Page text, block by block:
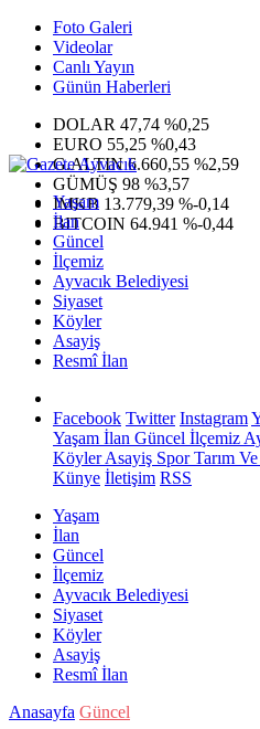
Foto Galeri
Videolar
Canlı Yayın
Günün Haberleri
DOLAR 47,74 %0,25
EURO 55,25 %0,43
G.ALTIN6.660,55 %2,59
GÜMÜŞ 98 %3,57
IMKB 13.779,39 %-0,14
BITCOIN 64.941 %-0,44
Yaşam
İlan
Güncel
İlçemiz
Ayvacık Belediyesi
Siyaset
Köyler
Asayiş
Resmî İlan
Facebook Twitter Instagram
Yaşam İlan Güncel İlçemiz
KöylerAsayiş SporTarım
Künye İletişim RSS
Yaşam
İlan
Güncel
İlçemiz
Ayvacık Belediyesi
Siyaset
Köyler
Asayiş
Resmî İlan
Anasayfa Güncel